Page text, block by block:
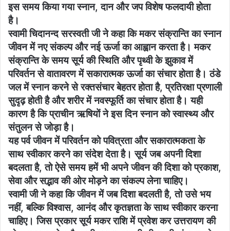
इस समय किया गया स्नान, दान और जप विशेष फलदायी होता
है।
स्वामी चिदानन्द सरस्वती जी ने कहा कि मकर संक्रान्ति का स्नान
जीवन में नए संकल्प और नई ऊर्जा का आह्वान करता है। मकर
संक्रान्ति के समय सूर्य की स्थिति और पृथ्वी के झुकाव में
परिवर्तन से वातावरण में सकारात्मक ऊर्जा का संचार होता है। ठंडे
जल में स्नान करने से रक्तसंचार बेहतर होता है, प्रतिरक्षा प्रणाली
सुदृढ़ होती है और शरीर में नवस्फूर्ति का संचार होता है। यही
कारण है कि प्राचीन ऋषियों ने इस दिन स्नान को स्वास्थ्य और
संतुलन से जोड़ा है।
यह पर्व जीवन में परिवर्तन को पवित्रता और सकारात्मकता के
साथ स्वीकार करने का संदेश देता है। सूर्य जब अपनी दिशा
बदलता है, तो ऐसे समय हमें भी अपने जीवन की दिशा को प्रकाश,
सेवा और सद्भाव की ओर मोड़ने का संकल्प लेना चाहिए।
स्वामी जी ने कहा कि जीवन में जब दिशा बदलती है, तो उसे भय
नहीं, बल्कि विश्वास, आनंद और कृतज्ञता के साथ स्वीकार करना
चाहिए। जिस प्रकार सूर्य मकर राशि में प्रवेश कर उत्तरायण की